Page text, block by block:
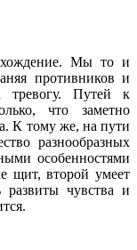
Мы то и
противников и
тревогу. Путей к
что заметно
К тому же, на пути
разнообразных
особенностями
щит, второй умеет
развиты чувства и